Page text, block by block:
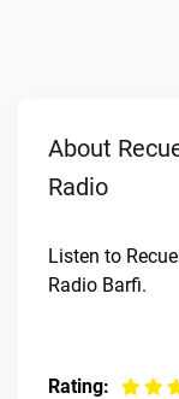
About
Radio
Listen to
Radio Barfi.
Rating: